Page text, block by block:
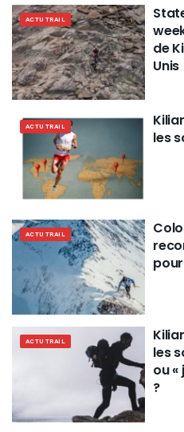
ACTU TRAIL
de
Unis
ACTU TRAIL
les
ACTU TRAIL
ACTU TRAIL
les
ou «
?